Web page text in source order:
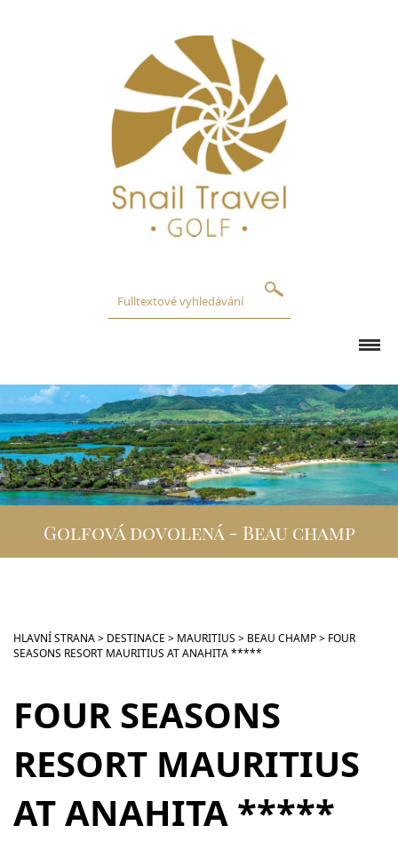
GOLFOVÁ HŘIŠTĚ
DESTINACE
GOLFOVÁ DOVOLENÁ
SKUPINOVÉ ZÁJEZDY
INFO
Golfová dovolená - Beau champ
HLAVNÍ STRANA> DESTINACE > MAURITIUS > BEAU CHAMP> FOUR
SEASONS RESORT MAURITIUS AT ANAHITA *****
FOUR SEASONS
RESORT MAURITIUS
AT ANAHITA *****